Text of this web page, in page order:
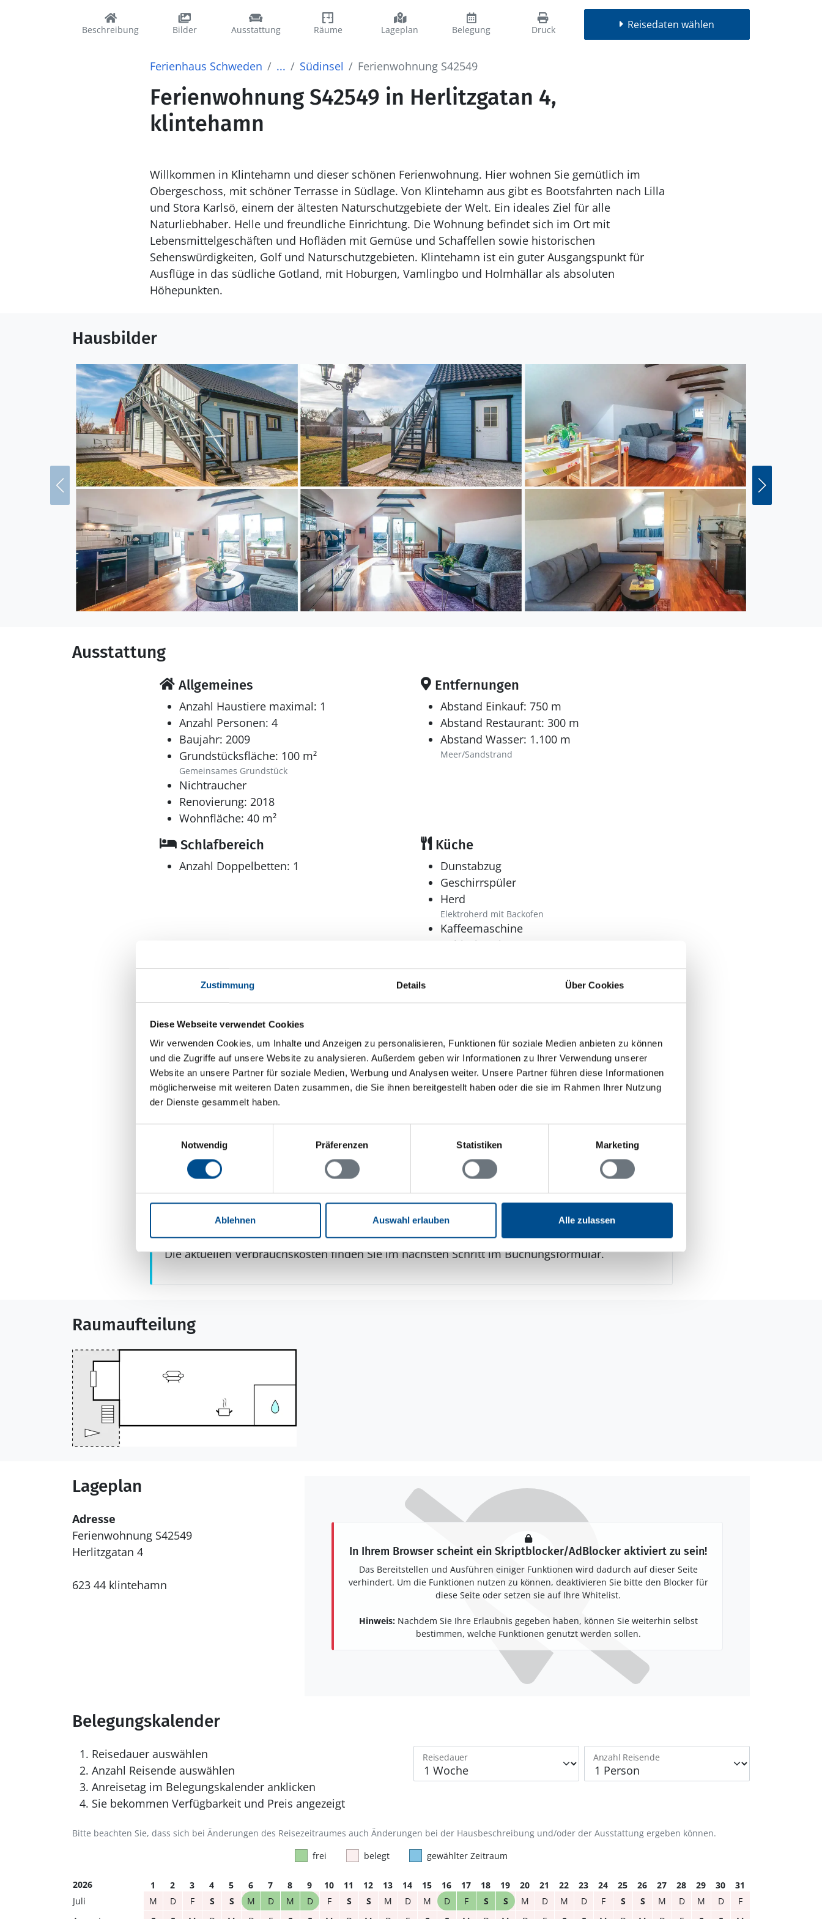
Zustimmung Details Über Cookies
Diese Webseite verwendet Cookies
Wir verwenden Cookies, um Inhalte und Anzeigen zu personalisieren, Funktionen für soziale Medien anbieten zu können
und die Zugriffe auf unsere Website zu analysieren. Außerdem geben wir Informationen zu Ihrer Verwendung unserer
Website an unsere Partner für soziale Medien, Werbung und Analysen weiter. Unsere Partner führen diese Informationen
möglicherweise mit weiteren Daten zusammen, die Sie ihnen bereitgestellt haben oder die sie im Rahmen Ihrer Nutzung
der Dienste gesammelt haben.
Notwendig
Präferenzen Statistiken Marketing
Ablehnen Auswahl erlauben Alle zulassen
Beschreibung Bilder Ausstattung Räume Lageplan Belegung Druck Reisedaten wählen
Ferienhaus Schweden ... Südinsel Ferienwohnung S42549
Ferienwohnung S42549 in Herlitzgatan 4,
klintehamn
Willkommen in Klintehamn und dieser schönen Ferienwohnung. Hier wohnen Sie gemütlich im
Obergeschoss, mit schöner Terrasse in Südlage. Von Klintehamn aus gibt es Bootsfahrten nach Lilla
und Stora Karlsö, einem der ältesten Naturschutzgebiete der Welt. Ein ideales Ziel für alle
Naturliebhaber. Helle und freundliche Einrichtung. Die Wohnung befindet sich im Ort mit
Lebensmittelgeschäften und Hofläden mit Gemüse und Schaffellen sowie historischen
Sehenswürdigkeiten, Golf und Naturschutzgebieten. Klintehamn ist ein guter Ausgangspunkt für
Ausflüge in das südliche Gotland, mit Hoburgen, Vamlingbo und Holmhällar als absoluten
Höhepunkten.
Hausbilder
Ausstattung
Allgemeines
Anzahl Haustiere maximal: 1
Anzahl Personen: 4
Baujahr: 2009
Grundstücksfläche: 100 m²
Gemeinsames Grundstück
Nichtraucher
Renovierung: 2018
Wohnfläche: 40 m²
Entfernungen
Abstand Einkauf: 750 m
Abstand Restaurant: 300 m
Abstand Wasser: 1.100 m
Meer/Sandstrand
Schlafbereich
Anzahl Doppelbetten: 1
Küche
Dunstabzug
Geschirrspüler
Herd
Elektroherd mit Backofen
Kaffeemaschine
Kühlschrank
Anzahl Badezimmer: 1
Anzahl Toiletten: 1
Dusche
Trockner
Gemeinschafts-Trockner
Grill
Terrasse: 1
Ferienwohnung
Keine Vermietung an Jugendgruppen
Wärmepumpe
Neben- und Verbrauchskosten
Die aktuellen Verbrauchskosten finden Sie im nächsten Schritt im Buchungsformular.
Raumaufteilung
Lageplan
Adresse
Ferienwohnung S42549
Herlitzgatan 4
623 44 klintehamn
In Ihrem Browser scheint ein Skriptblocker/AdBlocker aktiviert zu sein!
Das Bereitstellen und Ausführen einiger Funktionen wird dadurch auf dieser Seite
verhindert. Um die Funktionen nutzen zu können, deaktivieren Sie bitte den Blocker für
diese Seite oder setzen sie auf Ihre Whitelist.
Hinweis:Nachdem Sie Ihre Erlaubnis gegeben haben, können Sie weiterhin selbst
bestimmen, welche Funktionen genutzt werden sollen.
Belegungskalender
Reisedauer auswählen
Anzahl Reisende auswählen
Anreisetag im Belegungskalender anklicken
Sie bekommen Verfügbarkeit und Preis angezeigt
Reisedauer Anzahl Reisende
Bitte beachten Sie, dass sich bei Änderungen des Reisezeitraumes auch Änderungen bei der Hausbeschreibung und/oder der Ausstattung ergeben können.
frei
belegt gewählter Zeitraum
2026 1 2 3 4 5 6 7 8 9 10 11 12 13 14 15 16 17 18 19 20 21 22 23 24 25 26 27 28 29 30
31
Juli
M D F S S M D M D F S S M D M D F S S M D M D F S S M D M D
F